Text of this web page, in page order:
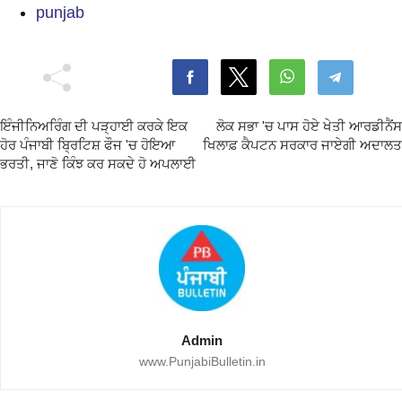
punjab
ਇੰਜੀਨਿਅਰਿੰਗ ਦੀ ਪੜ੍ਹਾਈ ਕਰਕੇ ਇਕ
ਹੋਰ ਪੰਜਾਬੀ ਬ੍ਰਿਟਿਸ਼ ਫੌਜ 'ਚ ਹੋਇਆ
ਭਰਤੀ, ਜਾਣੋ ਕਿੰਝ ਕਰ ਸਕਦੇ ਹੋ ਅਪਲਾਈ
ਲੋਕ ਸਭਾ 'ਚ ਪਾਸ ਹੋਏ ਖੇਤੀ ਆਰਡੀਨੈਂਸ
ਖਿਲਾਫ਼ ਕੈਪਟਨ ਸਰਕਾਰ ਜਾਏਗੀ ਅਦਾਲਤ
Admin
www.PunjabiBulletin.in